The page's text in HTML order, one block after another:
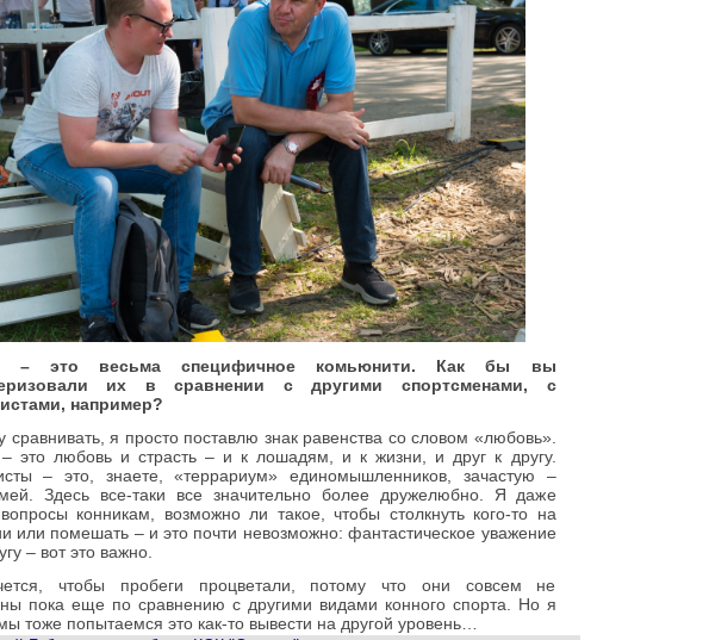
– это весьма специфичное комьюнити. Как бы вы
их в сравнении с другими спортсменами, с
например?
сравнивать, я просто поставлю знак равенства со словом «любовь».
– это любовь и страсть – и к лошадям, и к жизни, и друг к другу.
– это, знаете, «террариум» единомышленников, зачастую –
Здесь все-таки все значительно более дружелюбно. Я даже
конникам, возможно ли такое, чтобы столкнуть кого-то на
или помешать – и это почти невозможно: фантастическое уважение
– вот это важно.
чтобы пробеги процветали, потому что они совсем не
пока еще по сравнению с другими видами конного спорта. Но я
тоже попытаемся это как-то вывести на другой уровень…